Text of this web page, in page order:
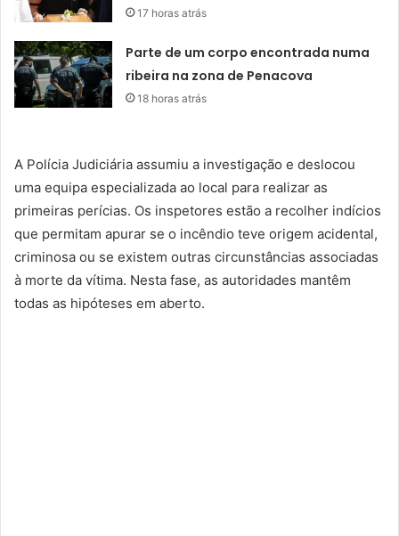
17 horas atrás
Parte de um corpo encontrada numa
ribeira na zona de Penacova
18 horas atrás
A Polícia Judiciária assumiu a investigação e deslocou
uma equipa especializada ao local para realizar as
primeiras perícias. Os inspetores estão a recolher indícios
que permitam apurar se o incêndio teve origem acidental,
criminosa ou se existem outras circunstâncias associadas
à morte da vítima. Nesta fase, as autoridades mantêm
todas as hipóteses em aberto.